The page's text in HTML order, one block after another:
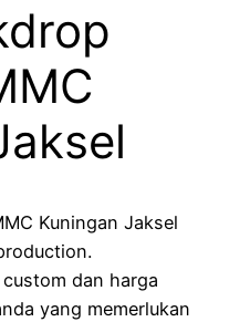
Kuningan Jaksel
dan harga
yang memerlukan